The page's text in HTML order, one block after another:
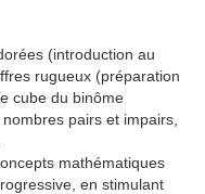
(introduction au
rugueux (préparation
cube du binôme
pairs et impairs,
mathématiques
en stimulant